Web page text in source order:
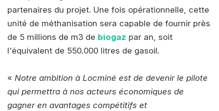
partenaires du projet. Une fois opérationnelle, cette
unité de méthanisation sera capable de fournir près
de 5 millions de m3 de biogaz par an, soit
l'équivalent de 550.000 litres de gasoil.
« Notre ambition à Locminé est de devenir le pilote
qui permettra à nos acteurs économiques de
gagner en avantages compétitifs et